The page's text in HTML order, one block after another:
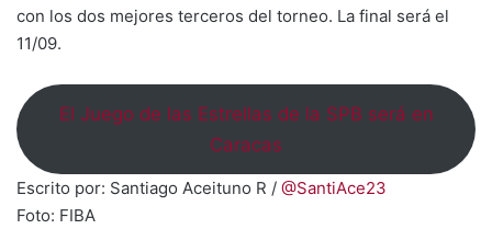
con los dos mejores terceros del torneo. La final será el
11/09.
El Juego de las Estrellas de la SPB será en
Caracas
Escrito por: Santiago Aceituno R / @SantiAce23
Foto: FIBA